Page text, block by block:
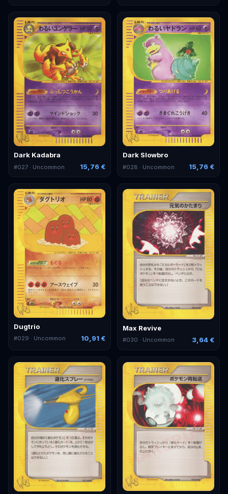
Dark Kadabra
#027 · Uncommon 15,76 €
Dark Slowbro
#028 · Uncommon 15,76 €
Dugtrio
#029 · Uncommon 10,91 €
Max Revive
#030 · Uncommon 3,64 €